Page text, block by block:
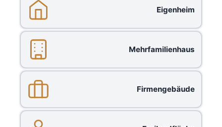
Eigenheim
Mehrfamilienhaus
Firmengebäude